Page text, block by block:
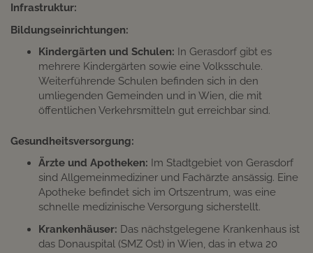
Infrastruktur:
Bildungseinrichtungen:
Kindergärten und Schulen: In Gerasdorf gibt es
mehrere Kindergärten sowie eine Volksschule.
Weiterführende Schulen befinden sich in den
umliegenden Gemeinden und in Wien, die mit
öffentlichen Verkehrsmitteln gut erreichbar sind.​
Gesundheitsversorgung:
Ärzte und Apotheken: Im Stadtgebiet von Gerasdorf
sind Allgemeinmediziner und Fachärzte ansässig. Eine
Apotheke befindet sich im Ortszentrum, was eine
schnelle medizinische Versorgung sicherstellt.​
Krankenhäuser: Das nächstgelegene Krankenhaus ist
das Donauspital (SMZ Ost) in Wien, das in etwa 20